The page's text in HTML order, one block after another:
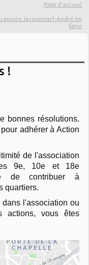
Page d'accueil
musée Jacquemart-André en
ligne
!
bonnes résolutions.
adhérer à Action
de l'association
9e, 10e et 18e
de contribuer à
quartiers.
l'association ou
actions, vous êtes